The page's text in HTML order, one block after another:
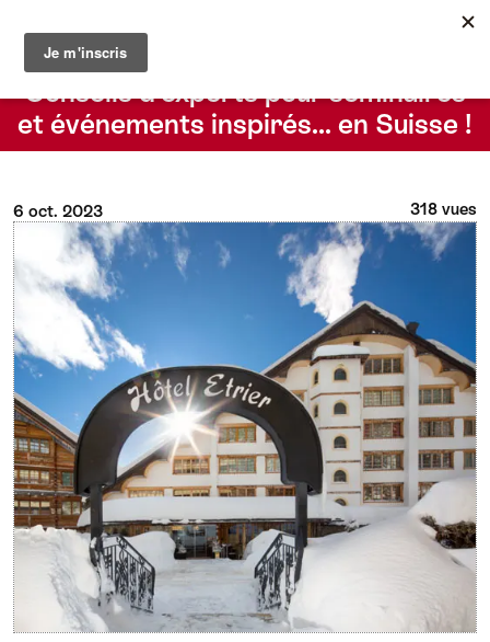
Le blog du Suisse Convention Bureau
Conseils d’experts pour séminaires
et événements inspirés… en Suisse !
6 oct. 2023 318 vues